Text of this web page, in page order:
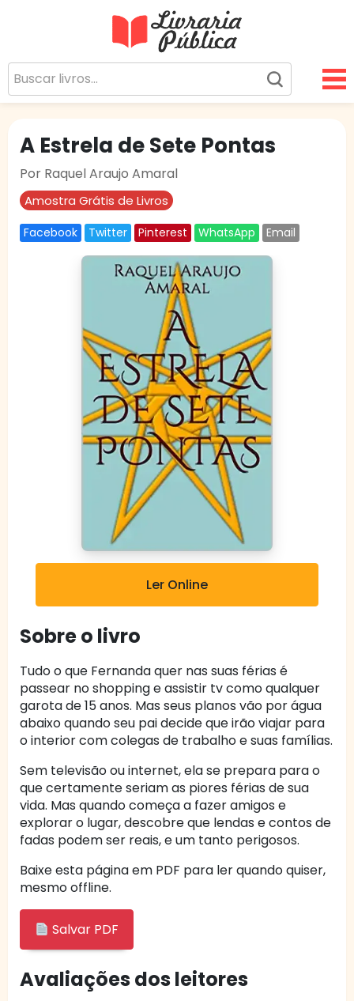
Sua Biblioteca Virtual Gratuita
A Estrela de Sete Pontas
Por Raquel Araujo Amaral
Amostra Grátis de Livros
Facebook Twitter Pinterest WhatsApp Email
Ler Online
Sobre o livro
Tudo o que Fernanda quer nas suas férias é
passear no shopping e assistir tv como qualquer
garota de 15 anos. Mas seus planos vão por água
abaixo quando seu pai decide que irão viajar para
o interior com colegas de trabalho e suas famílias.
Sem televisão ou internet, ela se prepara para o
que certamente seriam as piores férias de sua
vida. Mas quando começa a fazer amigos e
explorar o lugar, descobre que lendas e contos de
fadas podem ser reais, e um tanto perigosos.
Baixe esta página em PDF para ler quando quiser,
mesmo offline.
Salvar PDF
Avaliações dos leitores